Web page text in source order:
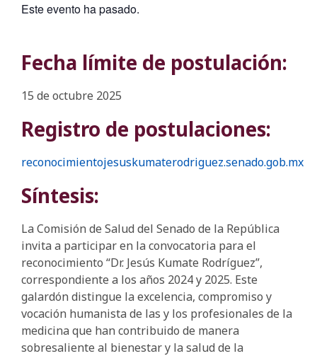
Este evento ha pasado.
Fecha límite de postulación:
15 de octubre 2025
Registro de postulaciones:
reconocimientojesuskumaterodriguez.senado.gob.mx
Síntesis:
La Comisión de Salud del Senado de la República
invita a participar en la convocatoria para el
reconocimiento “Dr. Jesús Kumate Rodríguez”,
correspondiente a los años 2024 y 2025. Este
galardón distingue la excelencia, compromiso y
vocación humanista de las y los profesionales de la
medicina que han contribuido de manera
sobresaliente al bienestar y la salud de la